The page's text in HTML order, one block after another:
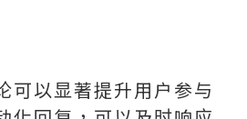
可以显著提升用户参与